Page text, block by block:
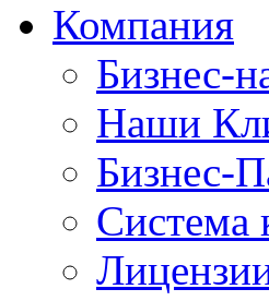
Компания
Бизнес-
Наши
Бизнес-
Система